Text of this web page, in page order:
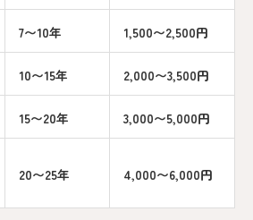
7〜10年 1,500〜2,500円
10〜15年 2,000〜3,500円
15〜20年 3,000〜5,000円
20〜25年 4,000〜6,000円